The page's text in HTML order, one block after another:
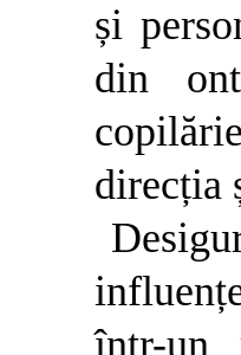
și
din
direcția
într-un